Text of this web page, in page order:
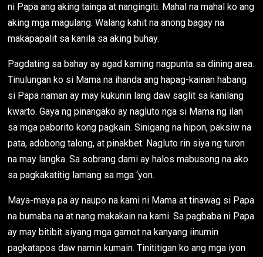
ni Papa ang aking tainga at nangingiti. Mahal na mahal ko ang
aking mga magulang. Walang kahit na anong bagay na
makapapalit sa kanila sa aking buhay.
Pagdating sa bahay ay agad kaming nagpunta sa dining area.
Tinulungan ko si Mama na ihanda ang hapag-kainan habang
si Papa naman ay may kukunin lang daw saglit sa kanilang
kwarto. Gaya ng pinangako ay nagluto nga si Mama ng ilan
sa mga paborito kong pagkain. Sinigang na hipon, paksiw na
pata, adobong talong, at pinakbet. Nagluto rin siya ng turon
na may langka. Sa sobrang dami ay halos mabusong na ako
sa pagkakatitig lamang sa mga ‘yon.
Maya-maya pa ay naupo na kami ni Mama at tinawag si Papa
na bumaba na at nang makakain na kami. Sa pagbaba ni Papa
ay may bitibit siyang mga gamot na kanyang iinumin
pagkatapos daw namin kumain. Tinititigan ko ang mga iyon